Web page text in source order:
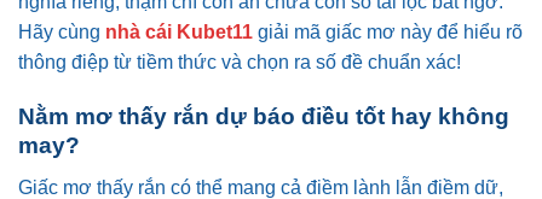
Hãy cùng nhà cái Kubet11 giải mã giấc mơ này để hiểu rõ
thông điệp từ tiềm thức và chọn ra số đề chuẩn xác!
Nằm mơ thấy rắn dự báo điều tốt hay không
may?
Giấc mơ thấy rắn có thể mang cả điềm lành lẫn điềm dữ,